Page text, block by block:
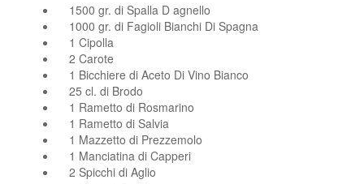
1500 gr. di Spalla D agnello
1000 gr. di Fagioli Bianchi Di Spagna
1 Cipolla
2 Carote
1 Bicchiere di Aceto Di Vino Bianco
25 cl. di Brodo
1 Rametto di Rosmarino
1 Rametto di Salvia
1 Mazzetto di Prezzemolo
1 Manciatina di Capperi
2 Spicchi di Aglio